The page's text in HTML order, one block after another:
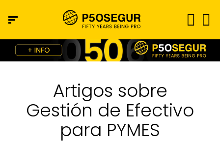
Artigos sobre
Gestión de Efectivo
para PYMES